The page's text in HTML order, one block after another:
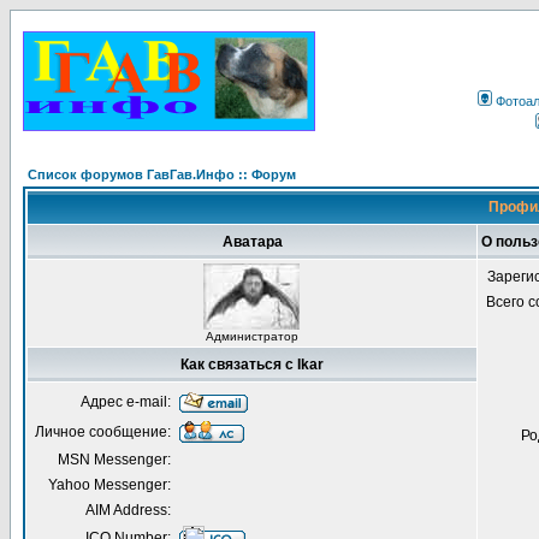
Список форумов ГавГав.Инфо :: Форум
Аватара О
Администратор
Всего
Как связаться с Ikar
Адрес e-mail:
Личное сообщение:
MSN Messenger:
Yahoo Messenger:
AIM Address: